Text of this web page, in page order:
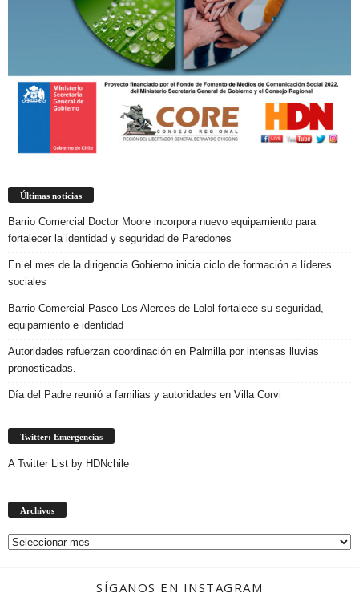
Últimas noticias
Barrio Comercial Doctor Moore incorpora nuevo equipamiento para
fortalecer la identidad y seguridad de Paredones
En el mes de la dirigencia Gobierno inicia ciclo de formación a líderes
sociales
Barrio Comercial Paseo Los Alerces de Lolol fortalece su seguridad,
equipamiento e identidad
Autoridades refuerzan coordinación en Palmilla por intensas lluvias
pronosticadas.
Día del Padre reunió a familias y autoridades en Villa Corvi
Twitter: Emergencias
A Twitter List by HDNchile
Archivos
SÍGANOS EN INSTAGRAM